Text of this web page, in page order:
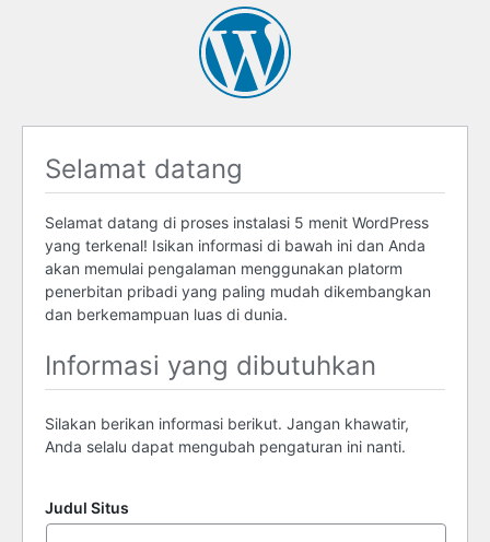
Selamat datang
Selamat datang di proses instalasi 5 menit WordPress
yang terkenal! Isikan informasi di bawah ini dan Anda
akan memulai pengalaman menggunakan platorm
penerbitan pribadi yang paling mudah dikembangkan
dan berkemampuan luas di dunia.
Informasi yang dibutuhkan
Silakan berikan informasi berikut. Jangan khawatir,
Anda selalu dapat mengubah pengaturan ini nanti.
Judul Situs